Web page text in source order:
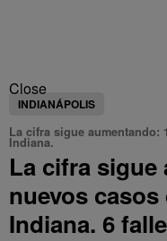
Close
INDIANÁPOLIS
La cifra sigue aumentando:
Indiana.
La cifra sigue
nuevos casos
Indiana. 6